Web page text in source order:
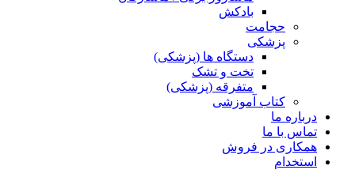
بادکش
حجامت
پزشکی
دستگاه ها (پزشکی)
تخت و تشک
متفرقه (پزشکی)
کتاب آموزشی
درباره ما
تماس با ما
همکاری در فروش
استخدام